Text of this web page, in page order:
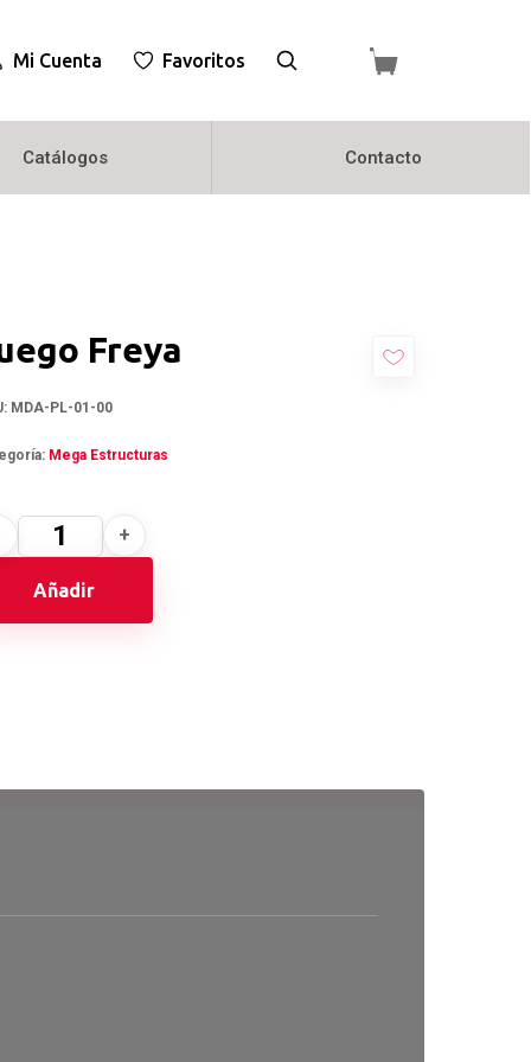
Mi Cuenta Favoritos
Catálogos Contacto
Freya
MDA-PL-01-00
Mega Estructuras
Añadir